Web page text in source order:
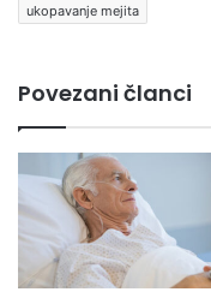
ukopavanje mejita
Povezani članci